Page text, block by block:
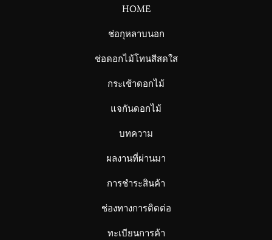
HOME
ช่อกุหลาบนอก
ช่อดอกไม้โทนสีสดใส
กระเช้าดอกไม้
แจกันดอกไม้
บทความ
ผลงานที่ผ่านมา
การชำระสินค้า
ช่องทางการติดต่อ
ทะเบียนการค้า